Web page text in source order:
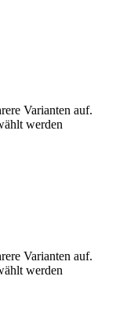
Varianten auf.
werden
Varianten auf.
werden